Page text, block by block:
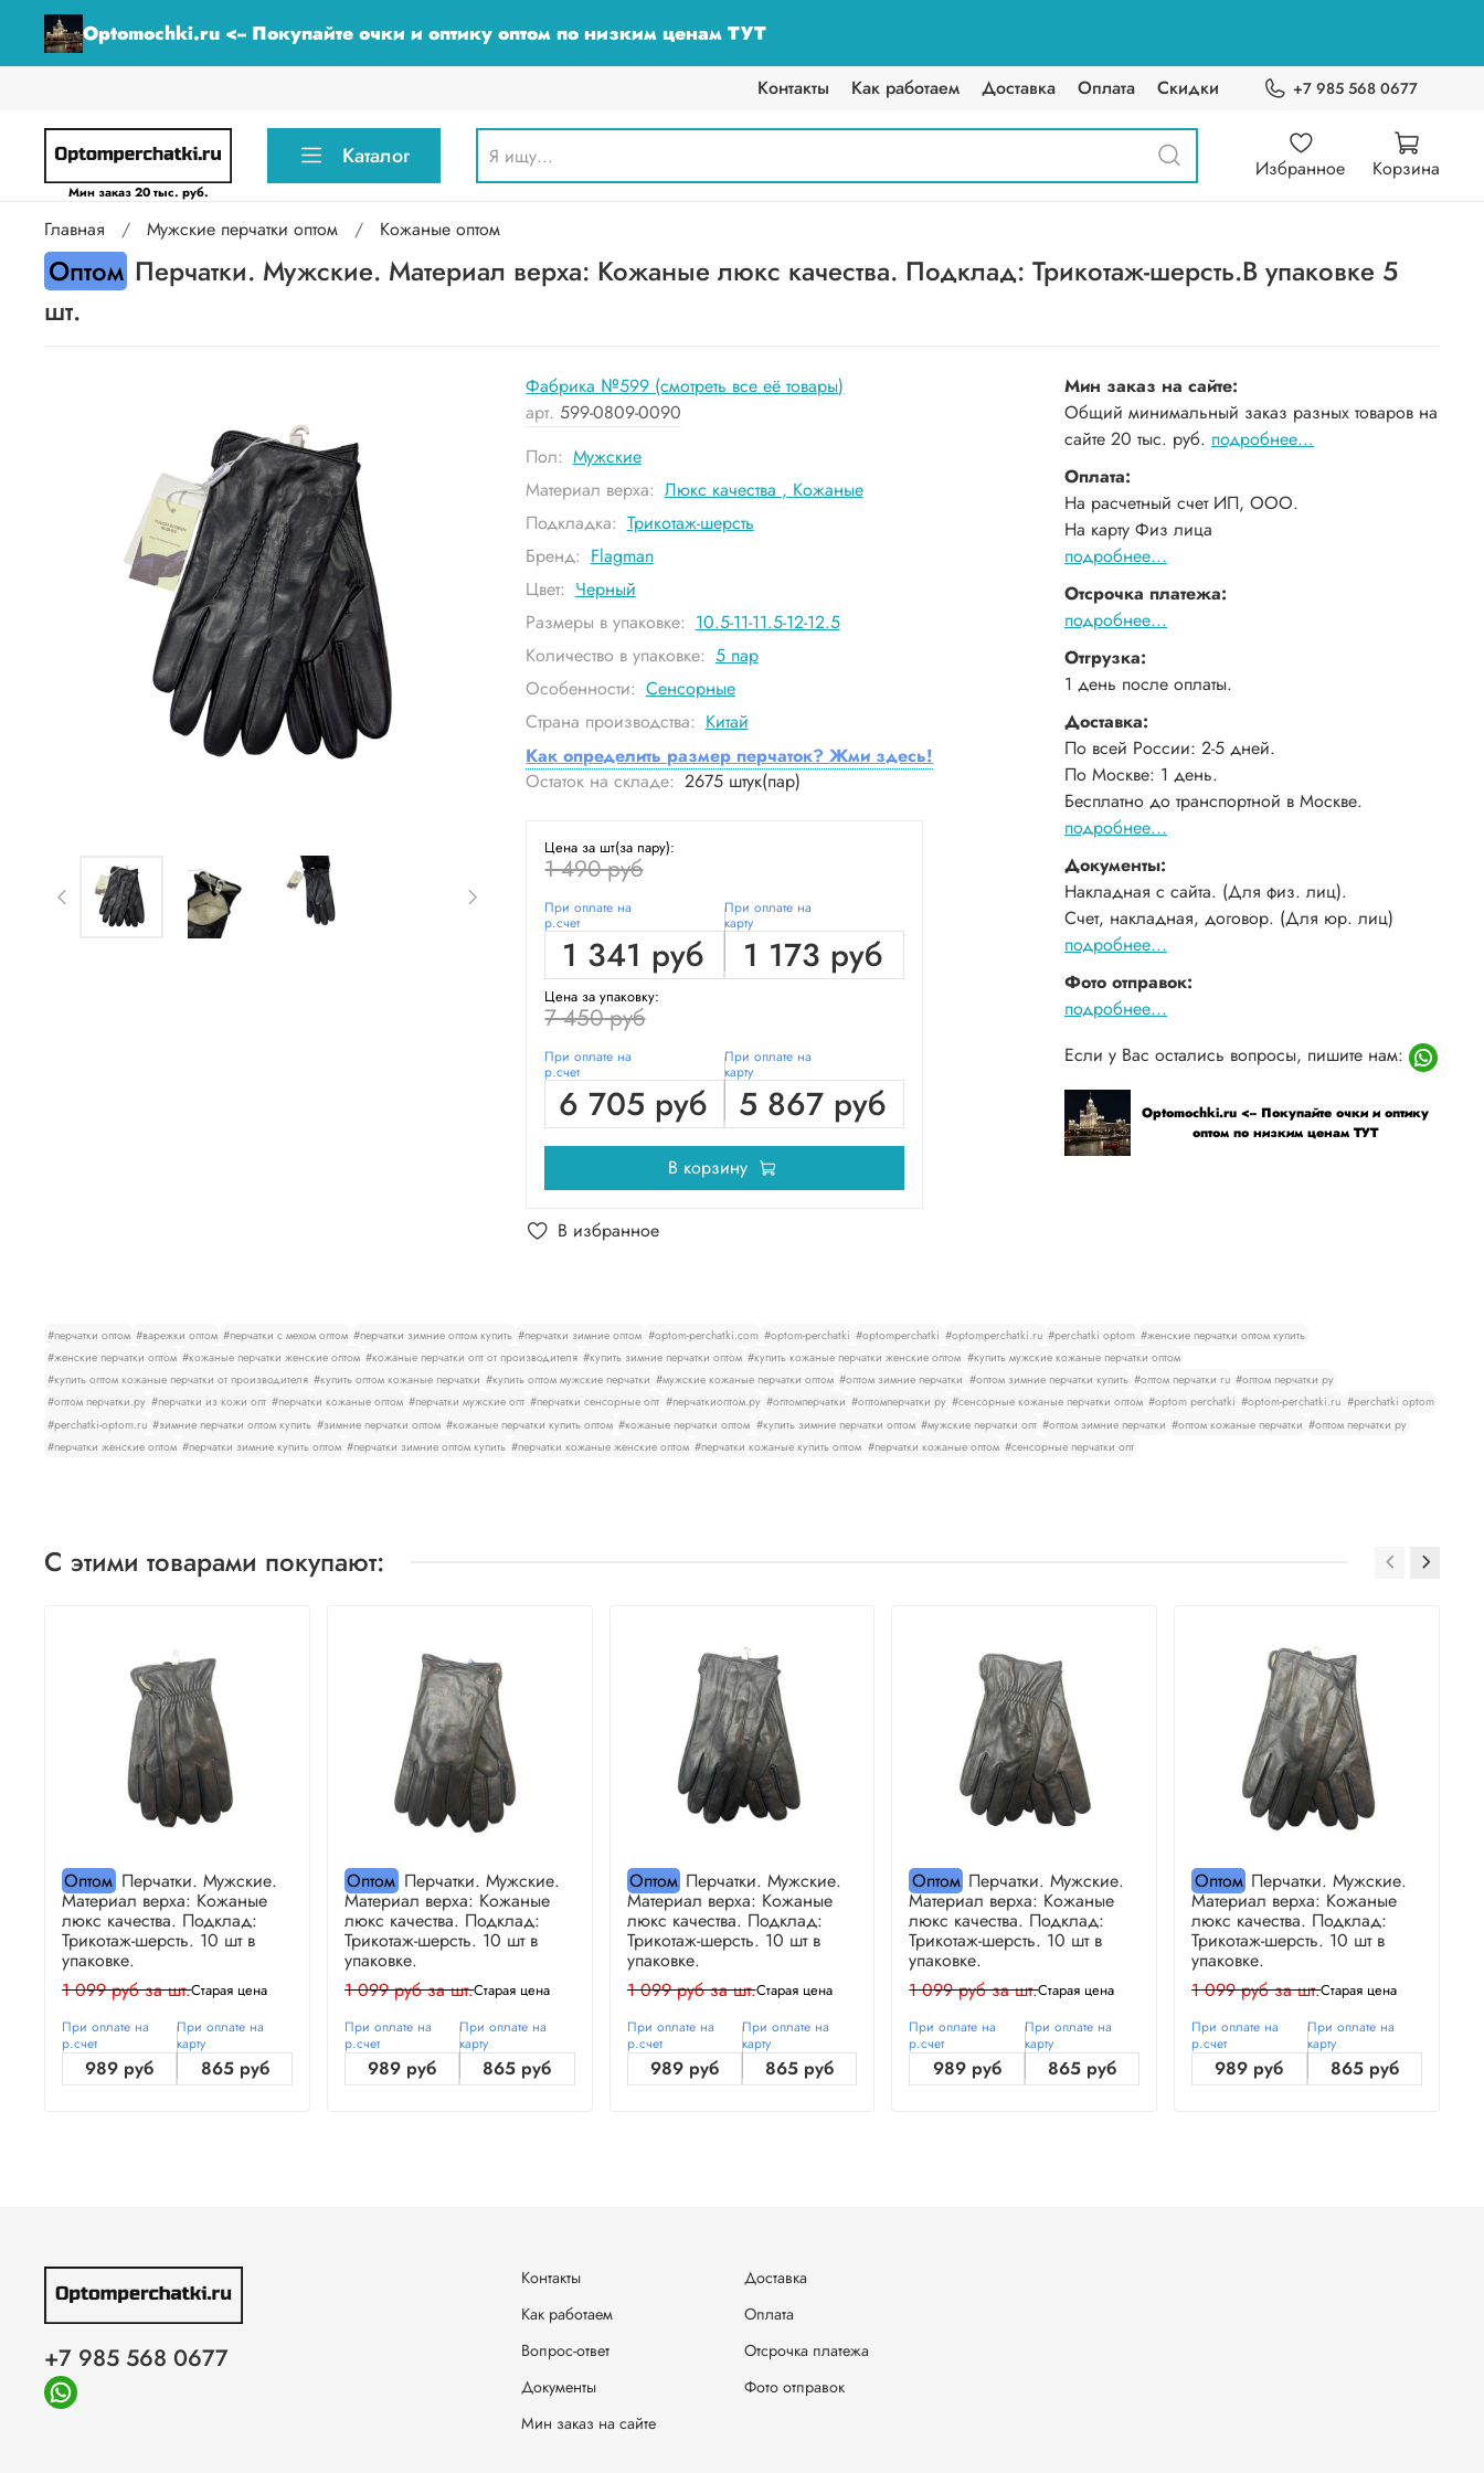
Optomochki.ru <-- Покупайте очки и оптику оптом по низким ценам ТУТ
Контакты Как работаем Доставка Оплата Скидки +7 985 568 0677
Мин заказ 20 тыс. руб.
Каталог Избранное Корзина
Главная Мужские перчатки оптом Кожаные оптом
Оптом Перчатки. Мужские. Материал верха: Кожаные люкс качества. Подклад: Трикотаж-шерсть.В упаковке 5
шт.
Фабрика №599 (смотреть все её товары)
арт.599-0809-0090
Пол: Мужские
Материал верха: Люкс качества , Кожаные
Подкладка: Трикотаж-шерсть
Бренд: Flagman
Цвет: Черный
Размеры в упаковке: 10.5-11-11.5-12-12.5
Количество в упаковке: 5 пар
Особенности: Сенсорные
Страна производства: Китай
Как определить размер перчаток? Жми здесь!
Остаток на складе: 2675 штук(пар)
Цена за шт(за пару):
1 490 руб
При оплате на
р.счет
1 341 руб
При оплате на
карту
1 173 руб
Цена за упаковку:
7 450 руб
При оплате на
р.счет
6 705 руб
При оплате на
карту
5 867 руб
В корзину
В избранное
Мин заказ на сайте:
Общий минимальный заказ разных товаров на
сайте 20 тыс. руб. подробнее...
Оплата:
На расчетный счет ИП, ООО.
На карту Физ лица
подробнее...
Отсрочка платежа:
подробнее...
Отгрузка:
1 день после оплаты.
Доставка:
По всей России: 2-5 дней.
По Москве: 1 день.
Бесплатно до транспортной в Москве.
подробнее...
Документы:
Накладная с сайта. (Для физ. лиц).
Счет, накладная, договор. (Для юр. лиц)
подробнее...
Фото отправок:
подробнее...
Если у Вас остались вопросы, пишите нам:
Optomochki.ru <-- Покупайте очки и оптику
оптом по низким ценам ТУТ
#перчатки оптом #варежки оптом #перчатки с мехом оптом #перчатки зимние оптом купить #перчатки зимние оптом #optom-perchatki.com #optom-perchatki #optomperchatki #optomperchatki.ru #perchatki optom #женские перчатки оптом купить
#женские перчатки оптом #кожаные перчатки женские оптом #кожаные перчатки опт от производителя #купить зимние перчатки оптом #купить кожаные перчатки женские оптом #купить мужские кожаные перчатки оптом
#купить оптом кожаные перчатки от производителя #купить оптом кожаные перчатки #купить оптом мужские перчатки #мужские кожаные перчатки оптом #оптом зимние перчатки #оптом зимние перчатки купить #оптом перчатки ru #оптом перчатки ру
#оптом перчатки.ру #перчатки из кожи опт #перчатки кожаные оптом #перчатки мужские опт #перчатки сенсорные опт #перчаткиоптом.ру #оптомперчатки #оптомперчатки ру #сенсорные кожаные перчатки оптом #optom perchatki #optom-perchatki.ru #perchatki optom
#perchatki-optom.ru #зимние перчатки оптом купить #зимние перчатки оптом #кожаные перчатки купить оптом #кожаные перчатки оптом #купить зимние перчатки оптом #мужские перчатки опт #оптом зимние перчатки #оптом кожаные перчатки #оптом перчатки ру
#перчатки женские оптом #перчатки зимние купить оптом #перчатки зимние оптом купить #перчатки кожаные женские оптом #перчатки кожаные купить оптом #перчатки кожаные оптом #сенсорные перчатки опт
С этими товарами покупают:
ОптомПерчатки. Мужские.
Материал верха: Кожаные
люкс качества. Подклад:
Трикотаж-шерсть. 10 шт в
упаковке.
1 099 руб за шт.Старая цена
При оплате на
р.счет
989 руб
При оплате на
карту
865 руб
ОптомПерчатки. Мужские.
Материал верха: Кожаные
люкс качества. Подклад:
Трикотаж-шерсть. 10 шт в
упаковке.
1 099 руб за шт.Старая цена
При оплате на
р.счет
989 руб
При оплате на
карту
865 руб
Оптом Перчатки. Мужские.
Материал верха: Кожаные
люкс качества. Подклад:
Трикотаж-шерсть. 10 шт в
упаковке.
1 099 руб за шт.Старая цена
При оплате на
р.счет
989 руб
При оплате на
карту
865 руб
Оптом Перчатки. Мужские.
Материал верха: Кожаные
люкс качества. Подклад:
Трикотаж-шерсть. 10 шт в
упаковке.
1 099 руб за шт.Старая цена
При оплате на
р.счет
989 руб
При оплате на
карту
865 руб
ОптомПерчатки. Мужские.
Материал верха: Кожаные
люкс качества. Подклад:
Трикотаж-шерсть. 10 шт в
упаковке.
1 099 руб за шт.Старая цена
При оплате на
р.счет
989 руб
При оплате на
карту
865 руб
Контакты
Как работаем
Вопрос-ответ
Документы
Мин заказ на сайте
Доставка
Оплата
Отсрочка платежа
Фото отправок
+7 985 568 0677